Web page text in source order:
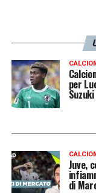
per
Suzuki
Juve,
di